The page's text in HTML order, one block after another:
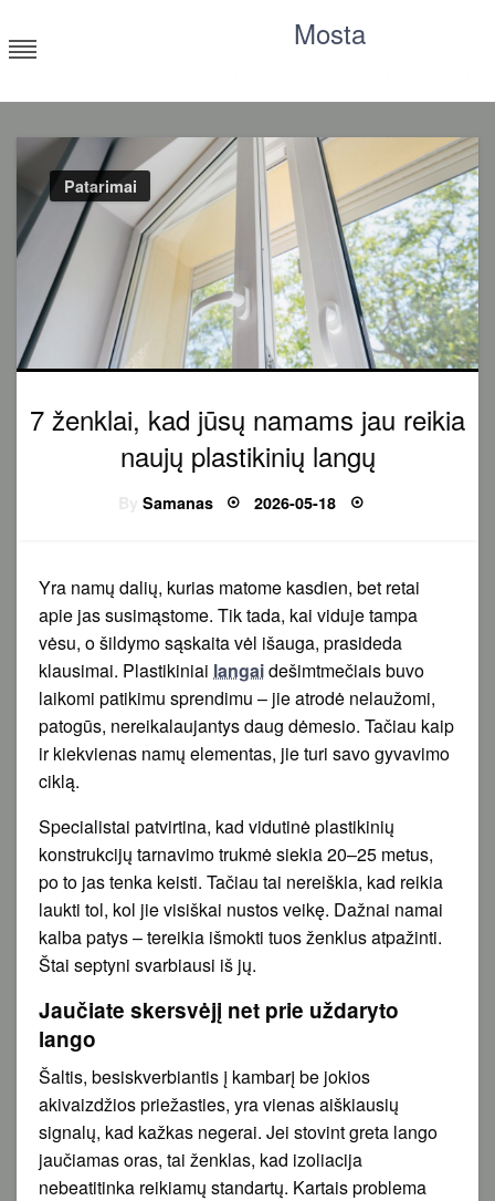
to
content
Mosta
Patarimai
7 ženklai, kad jūsų namams jau reikia
naujų plastikinių langų
Samanas Posted
on
2026-05-18
Yra namų dalių, kurias matome kasdien, bet retai
apie jas susimąstome. Tik tada, kai viduje tampa
vėsu, o šildymo sąskaita vėl išauga, prasideda
klausimai. Plastikiniai langaidešimtmečiais buvo
laikomi patikimu sprendimu – jie atrodė nelaužomi,
patogūs, nereikalaujantys daug dėmesio. Tačiau kaip
ir kiekvienas namų elementas, jie turi savo gyvavimo
ciklą.
Specialistai patvirtina, kad vidutinė plastikinių
konstrukcijų tarnavimo trukmė siekia 20–25 metus,
po to jas tenka keisti. Tačiau tai nereiškia, kad reikia
laukti tol, kol jie visiškai nustos veikę. Dažnai namai
kalba patys – tereikia išmokti tuos ženklus atpažinti.
Štai septyni svarbiausi iš jų.
Jaučiate skersvėjį net prie uždaryto
lango
Šaltis, besiskverbiantis į kambarį be jokios
akivaizdžios priežasties, yra vienas aiškiausių
signalų, kad kažkas negerai. Jei stovint greta lango
jaučiamas oras, tai ženklas, kad izoliacija
nebeatitinka reikiamų standartų. Kartais problema